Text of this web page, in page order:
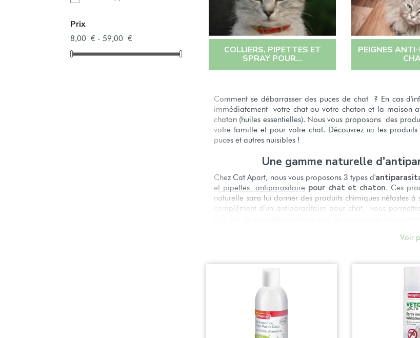
Prix
8,00 € - 59,00 €
COLLIERS, PIPETTES ET
SPRAY POUR...
PEIGNES
Comment se débarrasser des puces de chat ? En cas
immédiatement votre chat ou votre chaton et la maison
chaton (huiles essentielles). Nous vous proposons des
votre famille et pour votre chat. Découvrez ici les produits
puces et autres nuisibles !
Une gamme naturelle
Chez Cat Apart, nous vous proposons 3 types d'
et pipettes antiparasitaire pour chat et chaton. Ces
naturelle sans lui donner des produits chimiques néfastes
complément d'un antiparasitaire pour chat, vous
Voir